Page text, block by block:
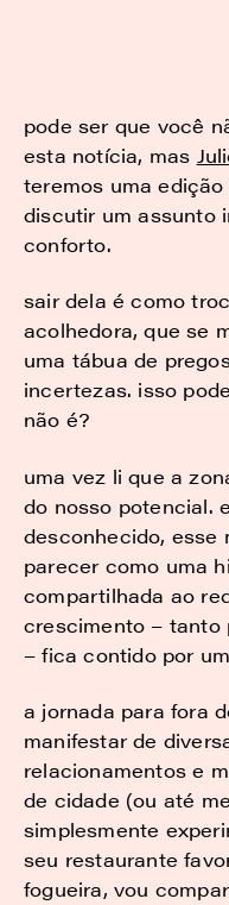
pode ser que você
esta notícia, mas
teremos uma
discutir um assunto
conforto.
sair dela é como
acolhedora, que se
uma tábua de
incertezas. isso
não é?
uma vez li que a
do nosso potencial.
desconhecido, esse
parecer como uma
compartilhada ao
crescimento – tanto
– fica contido por
a jornada para fora
manifestar de
relacionamentos e
de cidade (ou até
simplesmente
seu restaurante
fogueira, vou